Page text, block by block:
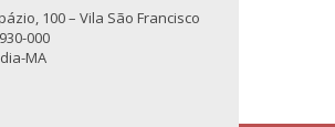
100 – Vila São Francisco
000
MA